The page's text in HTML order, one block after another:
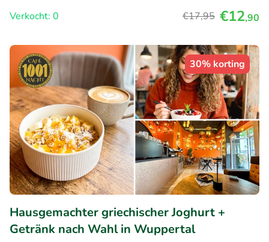
Verkocht: 0
€17,95 €12,90
30% korting
Hausgemachter griechischer Joghurt +
Getränk nach Wahl in Wuppertal